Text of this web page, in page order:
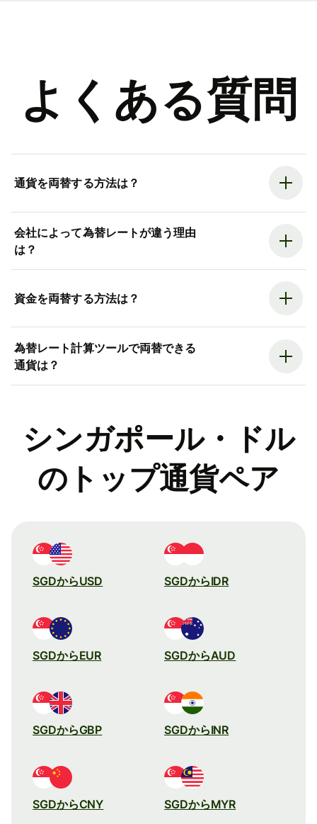
よくある質問
通貨を両替する方法は？
会社によって為替レートが違う理由
は？
資金を両替する方法は？
為替レート計算ツールで両替できる
通貨は？
シンガポール・ドル
のトップ通貨ペア
SGDからUSD SGDからIDR
SGDからEUR SGDからAUD
SGDからGBP SGDからINR
SGDからCNY SGDからMYR